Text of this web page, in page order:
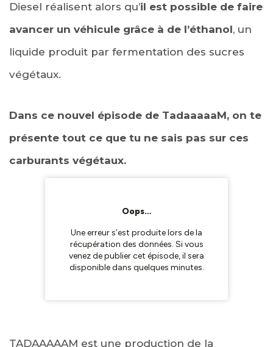
Diesel réalisent alors qu’il est possible de faire
avancer un véhicule grâce à de l’éthanol, un
liquide produit par fermentation des sucres
végétaux.
Dans ce nouvel épisode de TadaaaaaM, on te
présente tout ce que tu ne sais pas sur ces
carburants végétaux.
TADAAAAAM est une production de la